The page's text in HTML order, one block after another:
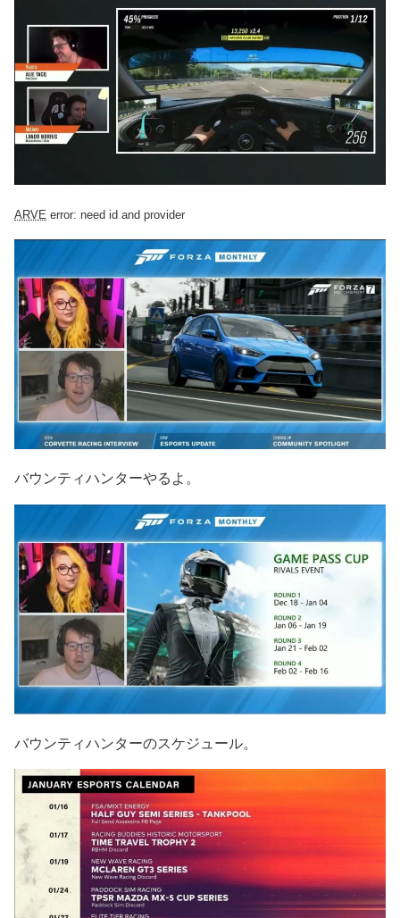
ARVE error: need id and provider
バウンティハンターやるよ。
バウンティハンターのスケジュール。